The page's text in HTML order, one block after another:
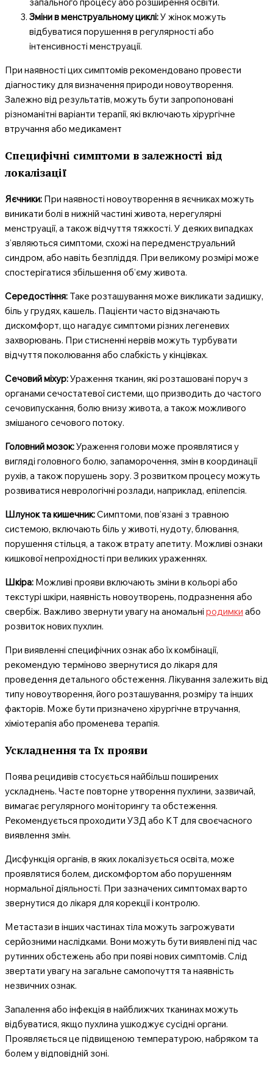
Зміни в менструальному циклі:У жінок можуть
відбуватися порушення в регулярності або
інтенсивності менструації.
При наявності цих симптомів рекомендовано провести
діагностику для визначення природи новоутворення.
Залежно від результатів, можуть бути запропоновані
різноманітні варіанти терапії, які включають хірургічне
втручання або медикамент
Специфічні симптоми в залежності від
локалізації
Яєчники: При наявності новоутворення в яєчниках можуть
виникати болі в нижній частині живота, нерегулярні
менструації, а також відчуття тяжкості. У деяких випадках
з’являються симптоми, схожі на передменструальний
синдром, або навіть безпліддя. При великому розмірі може
спостерігатися збільшення об’єму живота.
Середостіння: Таке розташування може викликати задишку,
біль у грудях, кашель. Пацієнти часто відзначають
дискомфорт, що нагадує симптоми різних легеневих
захворювань. При стисненні нервів можуть турбувати
відчуття поколювання або слабкість у кінцівках.
Сечовий міхур:Ураження тканин, які розташовані поруч з
органами сечостатевої системи, що призводить до частого
сечовипускання, болю внизу живота, а також можливого
змішаного сечового потоку.
Головний мозок:Ураження голови може проявлятися у
вигляді головного болю, запаморочення, змін в координації
рухів, а також порушень зору. З розвитком процесу можуть
розвиватися неврологічні розлади, наприклад, епілепсія.
Шлунок та кишечник:Симптоми, пов’язані з травною
системою, включають біль у животі, нудоту, блювання,
порушення стільця, а також втрату апетиту. Можливі ознаки
кишкової непрохідності при великих ураженнях.
Шкіра: Можливі прояви включають зміни в кольорі або
текстурі шкіри, наявність новоутворень, подразнення або
свербіж. Важливо звернути увагу на аномальні родимки або
розвиток нових пухлин.
При виявленні специфічних ознак або їх комбінації,
рекомендую терміново звернутися до лікаря для
проведення детального обстеження. Лікування залежить від
типу новоутворення, його розташування, розміру та інших
факторів. Може бути призначено хірургічне втручання,
хіміотерапія або променева терапія.
Ускладнення та їх прояви
Поява рецидивів стосується найбільш поширених
ускладнень. Часте повторне утворення пухлини, зазвичай,
вимагає регулярного моніторингу та обстеження.
Рекомендується проходити УЗД або КТ для своєчасного
виявлення змін.
Дисфункція органів, в яких локалізується освіта, може
проявлятися болем, дискомфортом або порушенням
нормальної діяльності. При зазначених симптомах варто
звернутися до лікаря для корекції і контролю.
Метастази в інших частинах тіла можуть загрожувати
серйозними наслідками. Вони можуть бути виявлені під час
рутинних обстежень або при появі нових симптомів. Слід
звертати увагу на загальне самопочуття та наявність
незвичних ознак.
Запалення або інфекція в найближчих тканинах можуть
відбуватися, якщо пухлина ушкоджує сусідні органи.
Проявляється це підвищеною температурою, набряком та
болем у відповідній зоні.